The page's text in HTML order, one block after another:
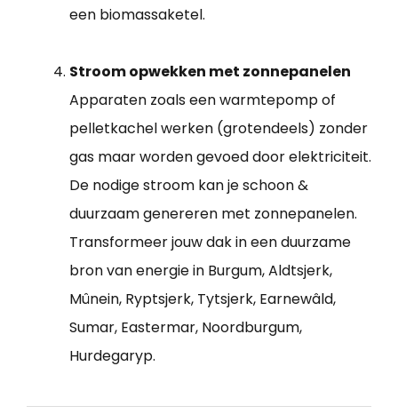
een biomassaketel.
Stroom opwekken met zonnepanelen
Apparaten zoals een warmtepomp of
pelletkachel werken (grotendeels) zonder
gas maar worden gevoed door elektriciteit.
De nodige stroom kan je schoon &
duurzaam genereren met zonnepanelen.
Transformeer jouw dak in een duurzame
bron van energie in Burgum, Aldtsjerk,
Mûnein, Ryptsjerk, Tytsjerk, Earnewâld,
Sumar, Eastermar, Noordburgum,
Hurdegaryp.